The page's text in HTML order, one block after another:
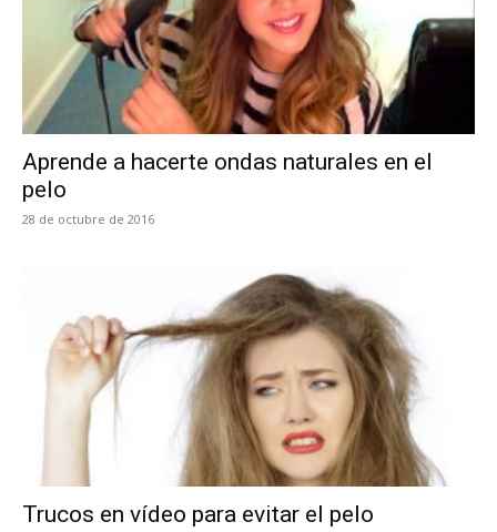
Aprende a hacerte ondas naturales en el
pelo
28 de octubre de 2016
Trucos en vídeo para evitar el pelo